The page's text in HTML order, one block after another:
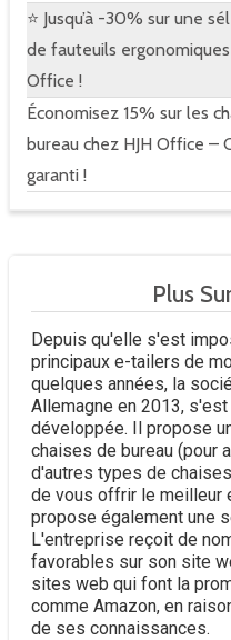
⭐ Jusqu’à -30% sur une
de fauteuils ergonomiques
Office !
Économisez 15% sur les
bureau chez HJH Office –
garanti !
Plus
Depuis qu'elle s'est
principaux e-tailers de
quelques années, la
Allemagne en 2013,
développée. Il propose
chaises de bureau (pour
d'autres types de
de vous offrir le meilleur
propose également une
L'entreprise reçoit de
favorables sur son site
sites web qui font la
comme Amazon, en
de ses connaissances.